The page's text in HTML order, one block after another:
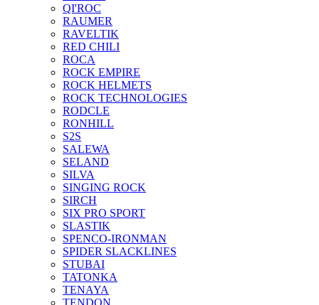
QI'ROC
RAUMER
RAVELTIK
RED CHILI
ROCA
ROCK EMPIRE
ROCK HELMETS
ROCK TECHNOLOGIES
RODCLE
RONHILL
S2S
SALEWA
SELAND
SILVA
SINGING ROCK
SIRCH
SIX PRO SPORT
SLASTIK
SPENCO-IRONMAN
SPIDER SLACKLINES
STUBAI
TATONKA
TENAYA
TENDON